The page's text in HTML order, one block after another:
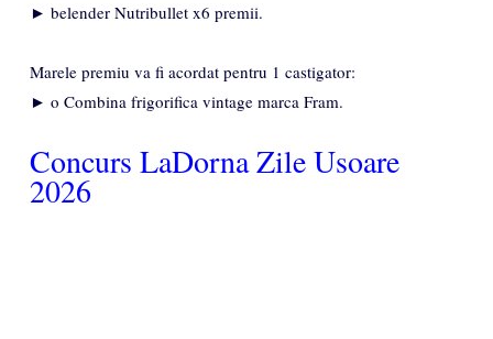
► belender Nutribullet x6 premii.
Marele premiu va fi acordat pentru 1 castigator:
► o Combina frigorifica vintage marca Fram.
Concurs LaDorna Zile Usoare
2026